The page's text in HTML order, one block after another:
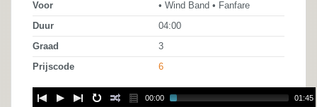
Voor • Wind Band • Fanfare
Duur 04:00
Graad 3
Prijscode 6
00:00 01:45